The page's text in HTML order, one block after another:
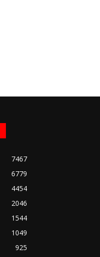
7467
6779
4454
2046
1544
1049
925